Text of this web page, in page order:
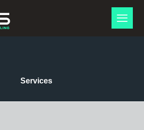
Services